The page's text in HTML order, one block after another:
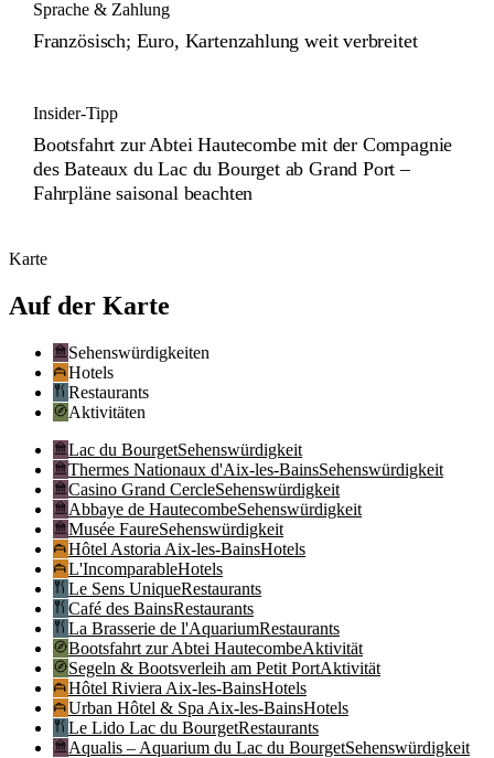
Sprache & Zahlung
Französisch; Euro, Kartenzahlung weit verbreitet
Insider-Tipp
Bootsfahrt zur Abtei Hautecombe mit der Compagnie
des Bateaux du Lac du Bourget ab Grand Port –
Fahrpläne saisonal beachten
Karte
Auf der Karte
Sehenswürdigkeiten
Hotels
Restaurants
Aktivitäten
Lac du BourgetSehenswürdigkeit
Thermes Nationaux d'Aix-les-BainsSehenswürdigkeit
Casino Grand CercleSehenswürdigkeit
Abbaye de HautecombeSehenswürdigkeit
Musée FaureSehenswürdigkeit
Hôtel Astoria Aix-les-BainsHotels
L'IncomparableHotels
Le Sens UniqueRestaurants
Café des BainsRestaurants
La Brasserie de l'AquariumRestaurants
Bootsfahrt zur Abtei HautecombeAktivität
Segeln & Bootsverleih am Petit PortAktivität
Hôtel Riviera Aix-les-BainsHotels
Urban Hôtel & Spa Aix-les-BainsHotels
Le Lido Lac du BourgetRestaurants
Aqualis – Aquarium du Lac du BourgetSehenswürdigkeit